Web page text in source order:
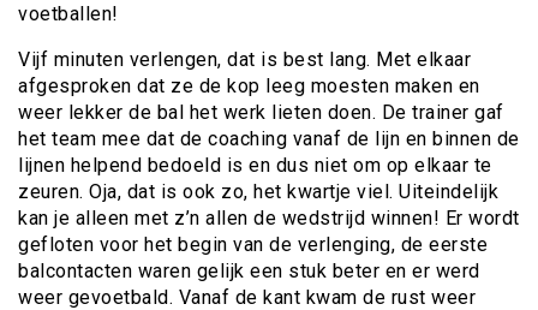
voetballen!
Vijf minuten verlengen, dat is best lang. Met elkaar
afgesproken dat ze de kop leeg moesten maken en
weer lekker de bal het werk lieten doen. De trainer gaf
het team mee dat de coaching vanaf de lijn en binnen de
lijnen helpend bedoeld is en dus niet om op elkaar te
zeuren. Oja, dat is ook zo, het kwartje viel. Uiteindelijk
kan je alleen met z’n allen de wedstrijd winnen! Er wordt
gefloten voor het begin van de verlenging, de eerste
balcontacten waren gelijk een stuk beter en er werd
weer gevoetbald. Vanaf de kant kwam de rust weer